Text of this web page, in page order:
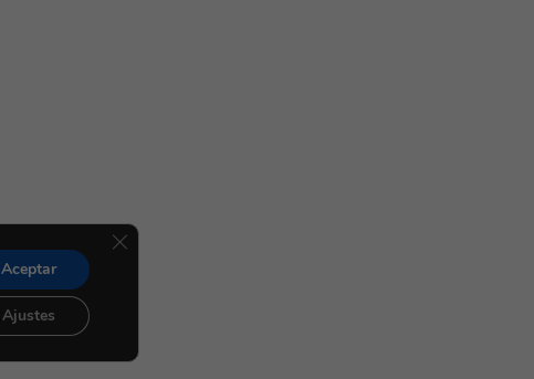
Aceptar
Ajustes
Cerrar el banner de cookies RGPD